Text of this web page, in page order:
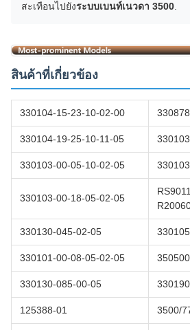
สะเทือนไปยังระบบเบนท์เนวดา 3500
สินค้าที่เกี่ยวข้อง
330104-15-23-10-02-00
330104-19-25-10-11-05
330103-00-05-10-02-05
330103-00-18-05-02-05
330130-045-02-05
330101-00-08-05-02-05
330130-085-00-05
125388-01 3500/